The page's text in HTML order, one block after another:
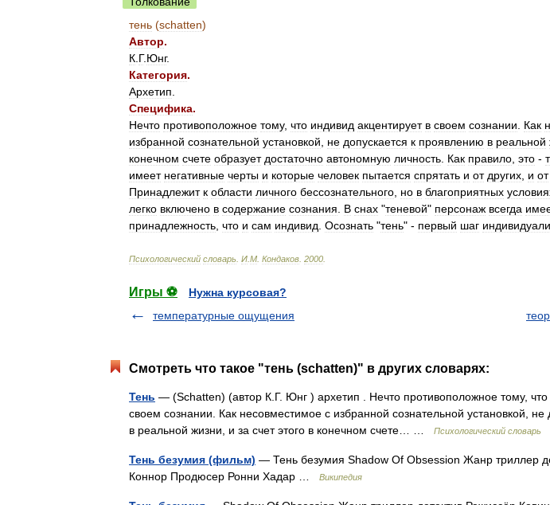
тень (schatten)
Автор.
К Г.Юнг.
Категория.
Архетип
Специфика.
Нечто противоположное тому, что индивид акцентирует в своем сознании Как
избранной сознательной установкой не допускается к проявлению в реальной
конечном счете образует достаточно автономную личность Как правило это -
имеет негативные черты и которые человек пытается спрятать и от других и от
Принадлежит к области личного бессознательного но в благоприятных
легко включено в содержание сознания В снах "теневой" персонаж всегда
принадлежность что и сам индивид Осознать "тень" - первый шаг
Психологический словарь И М Кондаков 2000
Игры ⚽
Нужна курсовая?
температурные ощущения
Смотреть что такое "тень (schatten)" в других словарях:
Тень — (Schatten) (автор К.Г. Юнг ) архетип . Нечто противоположное тому, что
своем сознании. Как несовместимое с избранной сознательной установкой, не
в реальной жизни, и за счет этого в конечном счете… …
Психологический словарь
Тень безумия (фильм) — Тень безумия Shadow Of Obsession Жанр триллер
Коннор Продюсер Ронни Хадар …
Википедия